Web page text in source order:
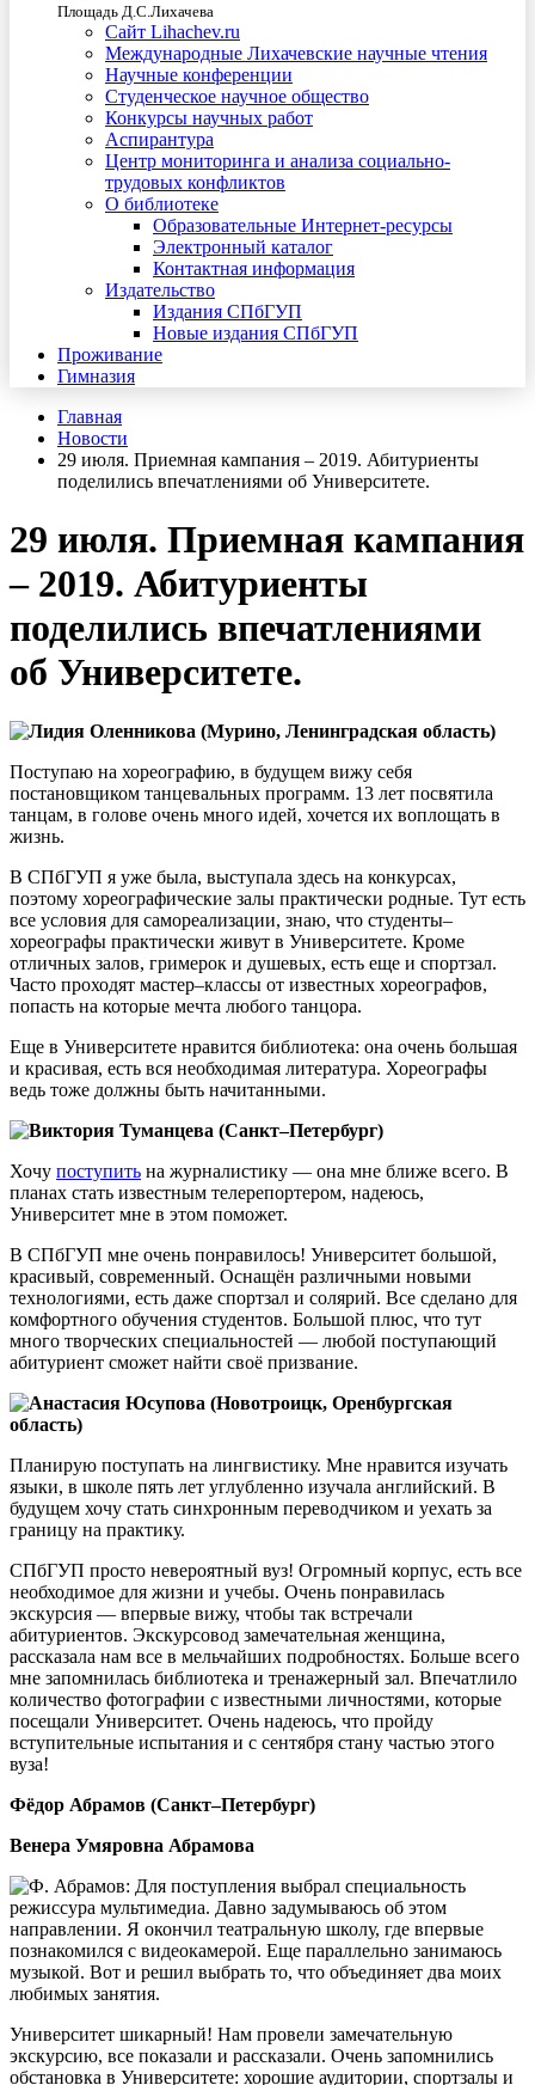
Площадь Д.С.Лихачева
Сайт Lihachev.ru
Международные Лихачевские научные чтения
Научные конференции
Студенческое научное общество
Конкурсы научных работ
Аспирантура
Центр мониторинга и анализа социально-
трудовых конфликтов
О библиотеке
Образовательные Интернет-ресурсы
Электронный каталог
Контактная информация
Издательство
Издания СПбГУП
Новые издания СПбГУП
Проживание
Гимназия
Главная
Новости
29 июля. Приемная кампания – 2019. Абитуриенты
поделились впечатлениями об Университете.
29 июля. Приемная кампания
– 2019. Абитуриенты
поделились впечатлениями
об Университете.
Лидия Оленникова (Мурино, Ленинградская область)
Поступаю на хореографию, в будущем вижу себя
постановщиком танцевальных программ. 13 лет посвятила
танцам, в голове очень много идей, хочется их воплощать в
жизнь.
В СПбГУП я уже была, выступала здесь на конкурсах,
поэтому хореографические залы практически родные. Тут есть
все условия для самореализации, знаю, что студенты–
хореографы практически живут в Университете. Кроме
отличных залов, гримерок и душевых, есть еще и спортзал.
Часто проходят мастер–классы от известных хореографов,
попасть на которые мечта любого танцора.
Еще в Университете нравится библиотека: она очень большая
и красивая, есть вся необходимая литература. Хореографы
ведь тоже должны быть начитанными.
Виктория Туманцева (Санкт–Петербург)
Хочу поступить на журналистику — она мне ближе всего. В
планах стать известным телерепортером, надеюсь,
Университет мне в этом поможет.
В СПбГУП мне очень понравилось! Университет большой,
красивый, современный. Оснащён различными новыми
технологиями, есть даже спортзал и солярий. Все сделано для
комфортного обучения студентов. Большой плюс, что тут
много творческих специальностей — любой поступающий
абитуриент сможет найти своё призвание.
Анастасия Юсупова (Новотроицк, Оренбургская
область)
Планирую поступать на лингвистику. Мне нравится изучать
языки, в школе пять лет углубленно изучала английский. В
будущем хочу стать синхронным переводчиком и уехать за
границу на практику.
СПбГУП просто невероятный вуз! Огромный корпус, есть все
необходимое для жизни и учебы. Очень понравилась
экскурсия — впервые вижу, чтобы так встречали
абитуриентов. Экскурсовод замечательная женщина,
рассказала нам все в мельчайших подробностях. Больше всего
мне запомнилась библиотека и тренажерный зал. Впечатлило
количество фотографии с известными личностями, которые
посещали Университет. Очень надеюсь, что пройду
вступительные испытания и с сентября стану частью этого
вуза!
Фёдор Абрамов (Санкт–Петербург)
Венера Умяровна Абрамова
Ф. Абрамов: Для поступления выбрал специальность
режиссура мультимедиа. Давно задумываюсь об этом
направлении. Я окончил театральную школу, где впервые
познакомился с видеокамерой. Еще параллельно занимаюсь
музыкой. Вот и решил выбрать то, что объединяет два моих
любимых занятия.
Университет шикарный! Нам провели замечательную
экскурсию, все показали и рассказали. Очень запомнились
обстановка в Университете: хорошие аудитории, спортзалы и